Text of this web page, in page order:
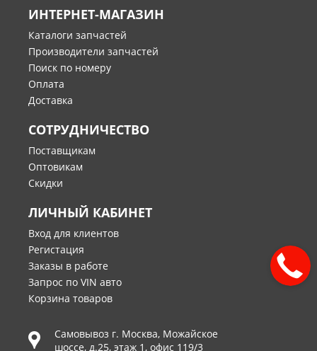
ИНТЕРНЕТ-МАГАЗИН
Каталоги запчастей
Производители запчастей
Поиск по номеру
Оплата
Доставка
СОТРУДНИЧЕСТВО
Поставщикам
Оптовикам
Скидки
ЛИЧНЫЙ КАБИНЕТ
Вход для клиентов
Регистация
Заказы в работе
Запрос по VIN авто
Корзина товаров
Самовывоз г. Москва, Можайское
шоссе, д.25, этаж 1, офис 119/3